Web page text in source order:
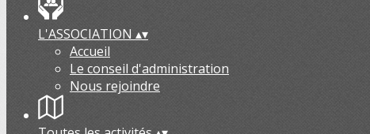
L'ASSOCIATION ▴▾
Accueil
Le conseil d'administration
Nous rejoindre